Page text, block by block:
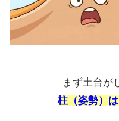
まず土台が
柱（姿勢）